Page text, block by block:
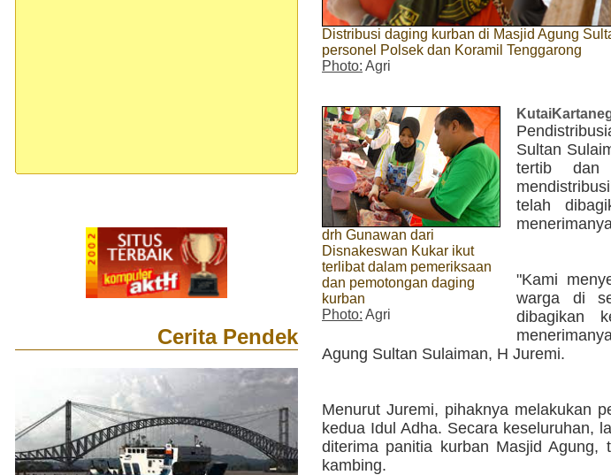
Cerita Pendek
Distribusi daging kurban di Masjid Agung
personel Polsek dan Koramil Tenggarong
Photo: Agri
drh Gunawan dari
Disnakeswan Kukar ikut
terlibat dalam pemeriksaan
dan pemotongan daging
kurban
Photo: Agri
Sultan
tertib dan
telah
"Kami
warga di
dibagikan
Agung Sultan Sulaiman, H Juremi.
Menurut Juremi, pihaknya melakukan
kedua Idul Adha. Secara keseluruhan,
diterima panitia kurban Masjid
kambing.